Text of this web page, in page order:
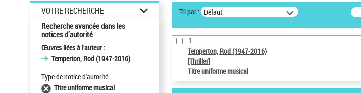
VOTRE RECHERCHE
Recherche avancée dans les
notices d’autorité
Œuvres liées à l'auteur :
Temperton, Rod (1947-2016)
Type de notice d'autorité
Titre uniforme musical
Tri par : Défaut
1
Temperton, Rod (1947-2016)
[Thriller]
Titre uniforme musical